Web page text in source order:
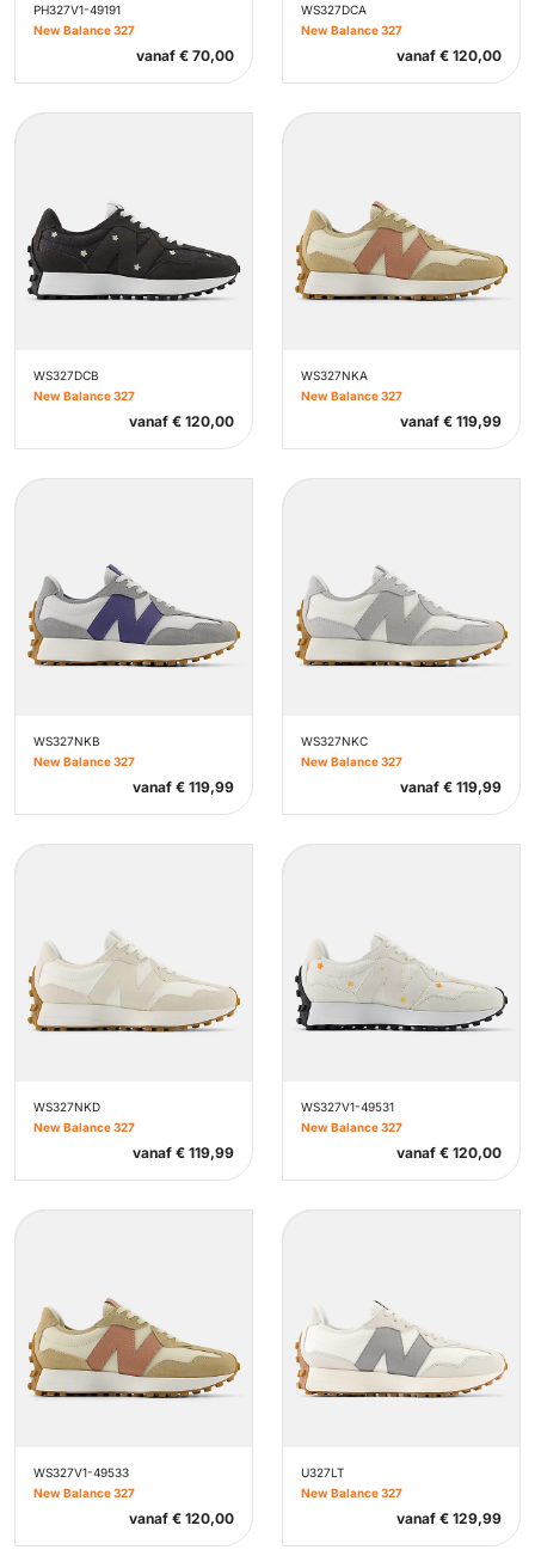
PH327V1-49191
New Balance 327
vanaf € 70,00
WS327DCA
New Balance 327
vanaf € 120,00
WS327DCB
New Balance 327
vanaf € 120,00
WS327NKA
New Balance 327
vanaf € 119,99
WS327NKB
New Balance 327
vanaf € 119,99
WS327NKC
New Balance 327
vanaf € 119,99
WS327NKD
New Balance 327
vanaf € 119,99
WS327V1-49531
New Balance 327
vanaf € 120,00
WS327V1-49533
New Balance 327
vanaf € 120,00
U327LT
New Balance 327
vanaf € 129,99